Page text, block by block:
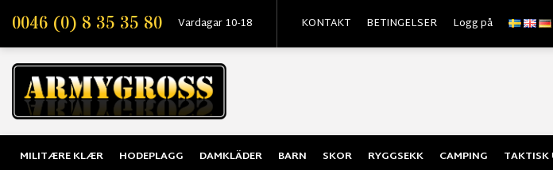
0046 (0) 8 35 35 80 Vardagar 10-18 KONTAKT BETINGELSER Logg på
MILITÆRE KLÆR HODEPLAGG DAMKLÄDER BARN SKOR RYGGSEKK CAMPING TAKTISK